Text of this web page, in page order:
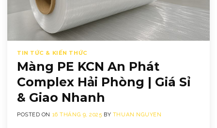
TIN TỨC & KIẾN THỨC
Màng PE KCN An Phát
Complex Hải Phòng | Giá Sỉ
& Giao Nhanh
POSTED ON 16 THÁNG 9, 2025 BY THUAN NGUYEN